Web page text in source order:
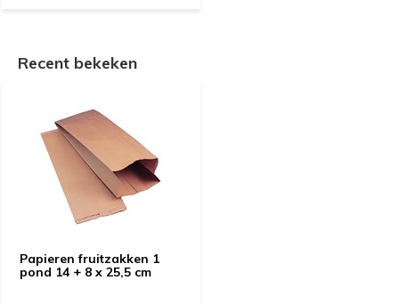
Recent bekeken
Papieren fruitzakken 1
pond 14 + 8 x 25,5 cm